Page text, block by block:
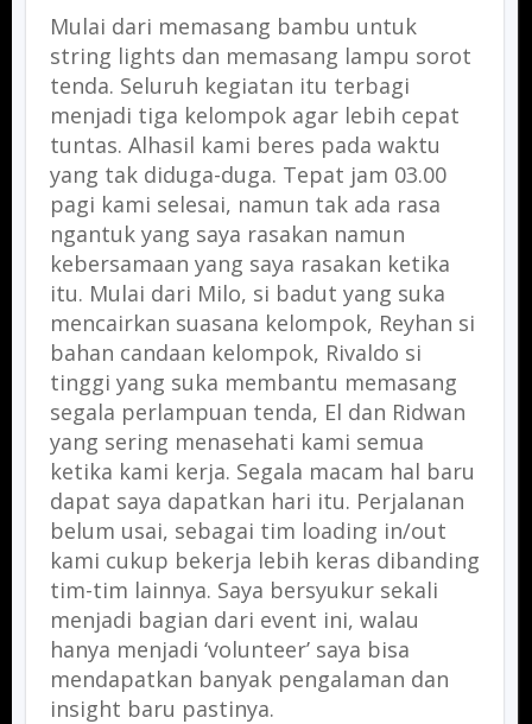
Mulai dari memasang bambu untuk
string lights dan memasang lampu sorot
tenda. Seluruh kegiatan itu terbagi
menjadi tiga kelompok agar lebih cepat
tuntas. Alhasil kami beres pada waktu
yang tak diduga-duga. Tepat jam 03.00
pagi kami selesai, namun tak ada rasa
ngantuk yang saya rasakan namun
kebersamaan yang saya rasakan ketika
itu. Mulai dari Milo, si badut yang suka
mencairkan suasana kelompok, Reyhan si
bahan candaan kelompok, Rivaldo si
tinggi yang suka membantu memasang
segala perlampuan tenda, El dan Ridwan
yang sering menasehati kami semua
ketika kami kerja. Segala macam hal baru
dapat saya dapatkan hari itu. Perjalanan
belum usai, sebagai tim loading in/out
kami cukup bekerja lebih keras dibanding
tim-tim lainnya. Saya bersyukur sekali
menjadi bagian dari event ini, walau
hanya menjadi ‘volunteer’ saya bisa
mendapatkan banyak pengalaman dan
insight baru pastinya.